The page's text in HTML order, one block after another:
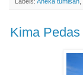
Kima